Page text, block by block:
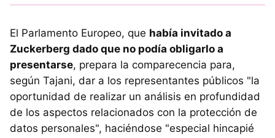
El Parlamento Europeo, que había invitado a
Zuckerberg dado que no podía obligarlo a
presentarse, prepara la comparecencia para,
según Tajani, dar a los representantes públicos "la
oportunidad de realizar un análisis en profundidad
de los aspectos relacionados con la protección de
datos personales", haciéndose "especial hincapié